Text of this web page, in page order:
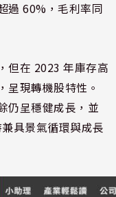
過 60%，毛利率同
但在 2023 年庫存高
呈現轉機股特性。
仍呈穩健成長，並
具景氣循環與成長